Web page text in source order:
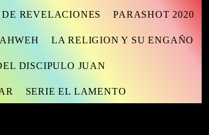
REVELACIONES PARASHOT 2020
LA RELIGION Y SU ENGAÑO
DISCIPULO JUAN
SERIE EL LAMENTO